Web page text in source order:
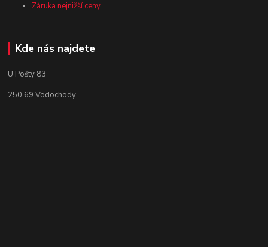
Záruka nejnižší ceny
Kde nás najdete
U Pošty 83
250 69 Vodochody